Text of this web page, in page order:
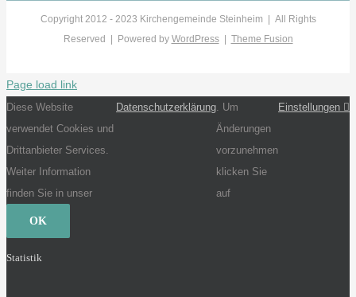
Copyright 2012 - 2023 Kirchengemeinde Steinheim | All Rights
Reserved | Powered by WordPress| Theme Fusion
Page load link
Diese Website
verwendet Cookies und
Drittanbieter Services.
Weiter Information
finden Sie in unser
Datenschutzerklärung. Um
Änderungen
vorzunehmen
klicken Sie
auf
Einstellungen
OK
Statistik